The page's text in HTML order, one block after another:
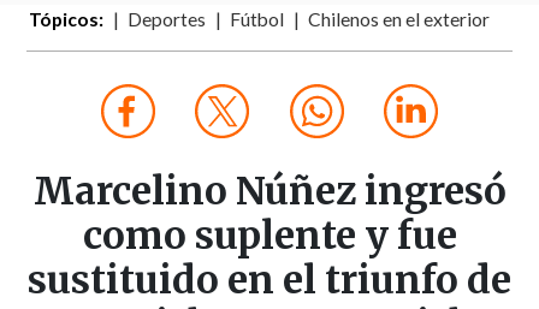
Tópicos: Deportes Fútbol Chilenos en el exterior
Marcelino Núñez ingresó
como suplente y fue
sustituido en el triunfo de